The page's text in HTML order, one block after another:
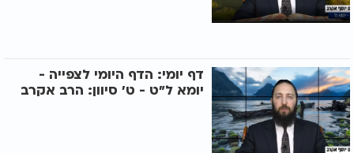
דף יומי: הדף היומי לצפייה -
יומא ל"ט - ט’ סיוון: הרב אקרב